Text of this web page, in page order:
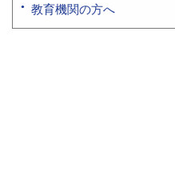
教育機関の方へ